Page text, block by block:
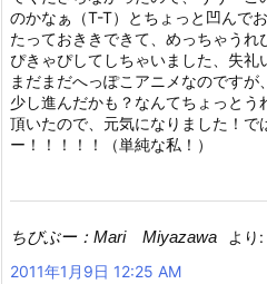
のかなぁ（T-T）とちょっと凹んで
たっておききできて、めっちゃう
ぴきゃぴしてしちゃいました、失礼
まだまだへっぽこアニメなのです
少し進んだかも？なんてちょっと
頂いたので、元気になりました！で
ー！！！！！（単純な私！）
ちびぶー：Mari Miyazawa
より:
2011年1月9日 12:25 AM